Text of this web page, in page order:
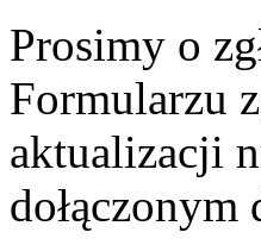
Prosimy o
Formularzu
aktualizacji